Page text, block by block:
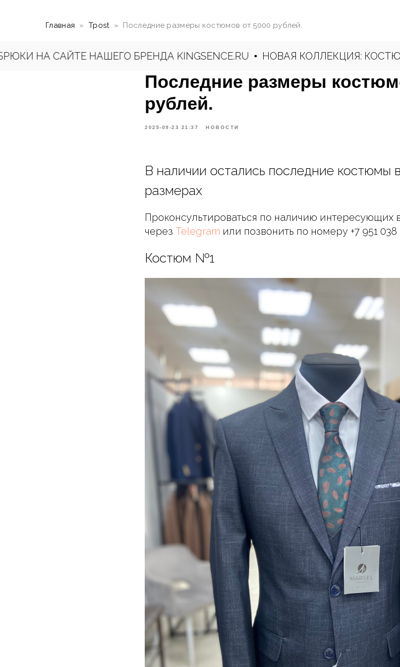
Главная Tpost Последние размеры костюмов от 5000 рублей.
НАШЕГО БРЕНДА KINGSENCE.RU НОВАЯ КОЛЛЕКЦИЯ: КОСТЮМЫ,
Последние размеры
рублей.
2025-09-23 21:37 НОВОСТИ
В наличии остались последние костюмы
размерах
Проконсультироваться по наличию интересующих
через Telegram или позвонить по номеру +7 951 038
Костюм №1